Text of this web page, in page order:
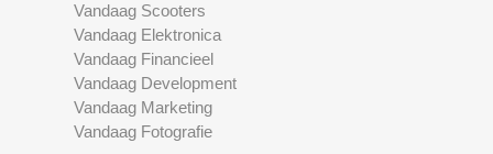
Vandaag Scooters
Vandaag Elektronica
Vandaag Financieel
Vandaag Development
Vandaag Marketing
Vandaag Fotografie